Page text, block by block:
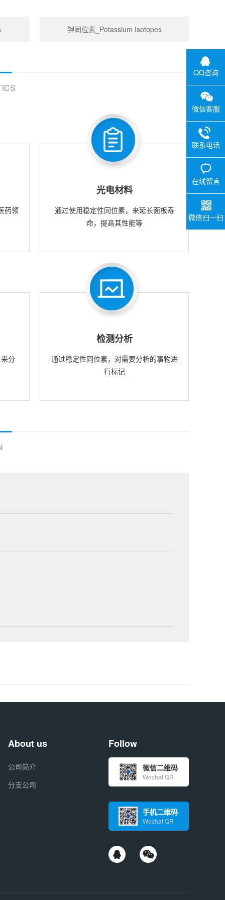
钾同位素_Potassium Isotopes
药领
光电材料
通过使用稳定性同位素，来延长面板寿
命，提高其性能等
分
检测分析
通过稳定性同位素，对需要分析的事物进
行标记
About us
公司简介
分支公司
Follow
微信二维码
Wechat QR
手机二维码
Wechat QR
QQ咨询
微信客服
联系电话
在线留言
微信扫一扫